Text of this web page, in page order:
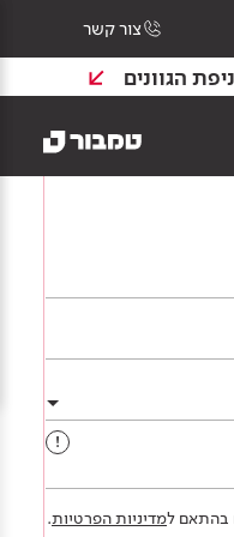
צור קשר
הגוונים
!
בהתאם למדיניות הפרטיות.